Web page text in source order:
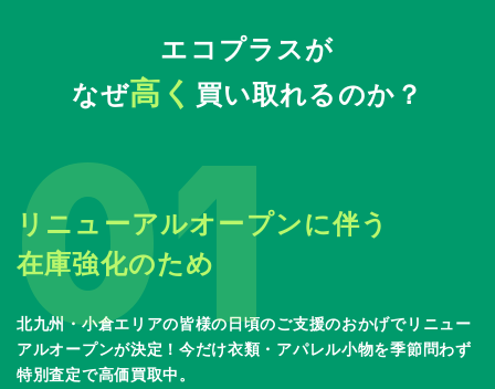
エコプラスが
なぜ高く 買い取れるのか？
リニューアルオープンに伴う
在庫強化のため
北九州・小倉エリアの皆様の日頃のご支援のおかげでリニュー
アルオープンが決定！今だけ衣類・アパレル小物を季節問わず
特別査定で高価買取中。
01